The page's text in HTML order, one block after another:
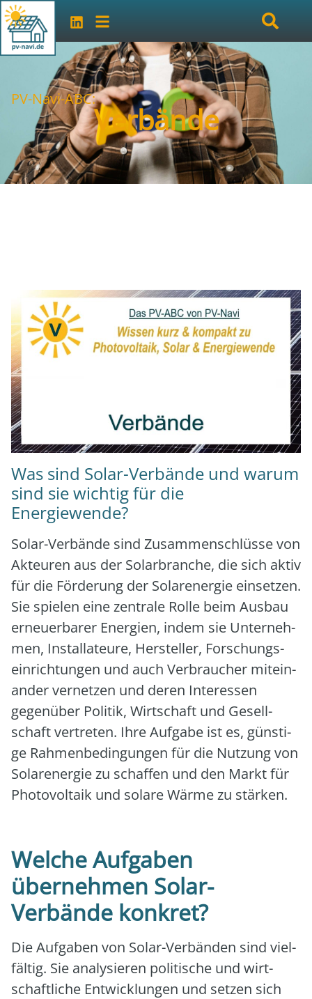
PV-Navi-ABC:
Verbände
Was sind Solar-Verbände und warum
sind sie wichtig für die
Energiewende?
Solar-Ver­bän­de sind Zusam­men­schlüs­se von
Akteu­ren aus der Solar­bran­che, die sich aktiv
für die För­de­rung der Solar­ener­gie ein­set­zen.
Sie spie­len eine zen­tra­le Rol­le beim Aus­bau
erneu­er­ba­rer Ener­gien, indem sie Unter­neh­
men, Instal­la­teu­re, Her­stel­ler, For­schungs­
ein­rich­tun­gen und auch Ver­brau­cher mit­ein­
an­der ver­net­zen und deren Inter­es­sen
gegen­über Poli­tik, Wirt­schaft und Gesell­
schaft ver­tre­ten. Ihre Auf­ga­be ist es, güns­ti­
ge Rah­men­be­din­gun­gen für die Nut­zung von
Solar­ener­gie zu schaf­fen und den Markt für
Pho­to­vol­ta­ik und sola­re Wär­me zu stär­ken.
Welche Aufgaben
übernehmen Solar-
Verbände konkret?
Die Auf­ga­ben von Solar-Ver­bän­den sind viel­
fäl­tig. Sie ana­ly­sie­ren poli­ti­sche und wirt­
schaft­li­che Ent­wick­lun­gen und set­zen sich